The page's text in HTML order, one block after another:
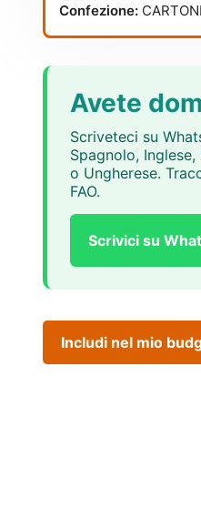
Confezione:
Avete
Scriveteci su
Spagnolo, Inglese,
o Ungherese.
FAO.
Scrivici su
Includi nel mio